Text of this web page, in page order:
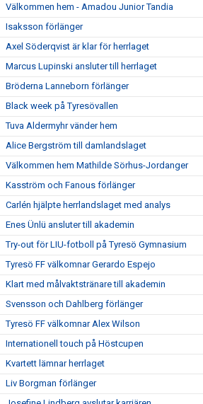
Välkommen hem - Amadou Junior Tandia
Isaksson förlänger
Axel Söderqvist är klar för herrlaget
Marcus Lupinski ansluter till herrlaget
Bröderna Lanneborn förlänger
Black week på Tyresövallen
Tuva Aldermyhr vänder hem
Alice Bergström till damlandslaget
Välkommen hem Mathilde Sörhus-Jordanger
Kasström och Fanous förlänger
Carlén hjälpte herrlandslaget med analys
Enes Ünlü ansluter till akademin
Try-out för LIU-fotboll på Tyresö Gymnasium
Tyresö FF välkomnar Gerardo Espejo
Klart med målvaktstränare till akademin
Svensson och Dahlberg förlänger
Tyresö FF välkomnar Alex Wilson
Internationell touch på Höstcupen
Kvartett lämnar herrlaget
Liv Borgman förlänger